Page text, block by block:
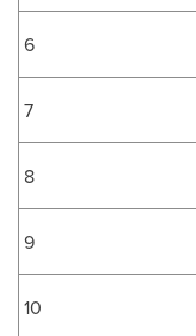
6
7
8
9
10